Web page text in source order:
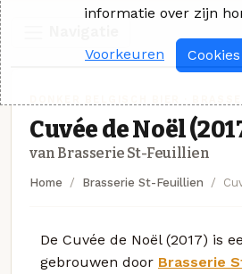
Cuvée de Noël
van Brasserie St-Feuillien
Home Brasserie St-Feuillien
De Cuvée de Noël (2017) is
gebrouwen door Brasserie
informatie over zijn
Voorkeuren